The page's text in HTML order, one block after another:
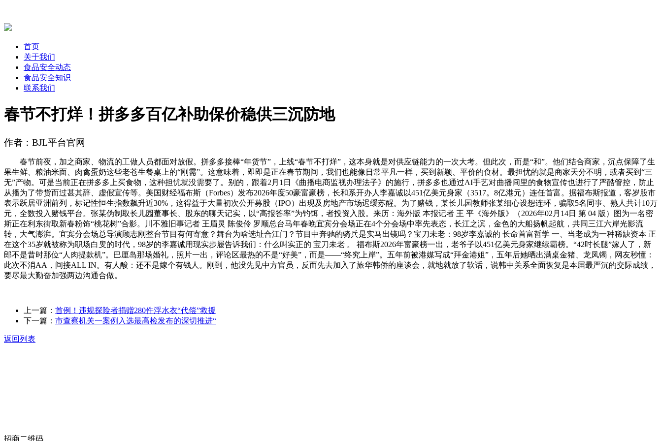
首页
关于我们
食品安全动态
食品安全知识
联系我们
春节不打烊！拼多多百亿补助保价稳供三沉防地
作者：BJL平台官网
春节前夜，加之商家、物流的工做人员都面对放假。拼多多接棒“年货节”，上线“春节不打烊”，这本身就是对供应链能力的一次大考。但此次，而是“和”。他们结合商家，沉点保障了生
果生鲜、粮油米面、肉禽蛋奶这些老苍生餐桌上的“刚需”。这意味着，即即是正在春节期间，我们也能像日常平凡一样，买到新颖、平价的食材。最担忧的就是商家天分不明，或者买到“三
无”产物。可是当前正在拼多多上买食物，这种担忧就没需要了。别的，跟着2月1日《曲播电商监视办理法子》的施行，拼多多也通过AI手艺对曲播间里的食物宣传也进行了严酷管控，防止
从播为了带货而过甚其辞、虚假宣传等。美国财经福布斯（Forbes）发布2026年度50豪富豪榜，长和系开办人李嘉诚以451亿美元身家（3517。8亿港元）连任首富。据福布斯报道，客岁股市
表示跃居亚洲前列，标记性恒生指数飙升近30%，这得益于大量初次公开募股（IPO）出现及房地产市场迟缓苏醒。为了赌钱，某长儿园教师张某细心设想连环，骗取5名同事、熟人共计10万
元，全数投入赌钱平台。张某伪制取长儿园董事长、股东的聊天记实，以“高报答率”为钓饵，者投资入股。来历：海外版 本报记者 王 平《海外版》（2026年02月14日 第 04 版）图为一名密
斯正在利东街取新春粉饰“桃花树”合影。川不雅旧事记者 王眉灵 陈俊伶 罗顺总台马年春晚宜宾分会场正在4个分会场中率先表态，长江之滨，金色的大船扬帆起航，共同三江六岸光影流
转，大气澎湃。宜宾分会场总导演顾志刚整台节目有何寄意？舞台为啥选址合江门？节目中奔驰的骑兵是实马出镜吗？宝刀未老：98岁李嘉诚的 长命首富哲学 一、当老成为一种稀缺资本 正
在这个35岁就被称为职场白叟的时代，98岁的李嘉诚用现实步履告诉我们：什么叫实正的 宝刀未老 。 福布斯2026年富豪榜一出，老爷子以451亿美元身家继续霸榜。“42吋长腿”嫁人了，新
郎不是昔时那位“人肉提款机”。巴厘岛那场婚礼，照片一出，评论区最热的不是“好美”，而是——“终究上岸”。五年前被港媒写成“拜金港姐”，五年后她晒出满桌金猪、龙凤镯，网友秒懂：
此次不消AA，间接ALL IN。有人酸：还不是嫁个有钱人。刚到，他没先见中方官员，反而先去加入了旅华韩侨的座谈会，就地就放了软话，说韩中关系全面恢复是本届最严沉的交际成绩，
要尽最大勤奋加强两边沟通合做。
上一篇： 首例！违规探险者捐赠280件浮水衣“代偿”救援
下一篇： 市查察机关一案例入选最高检发布的深切推进“
返回列表
招商二维码